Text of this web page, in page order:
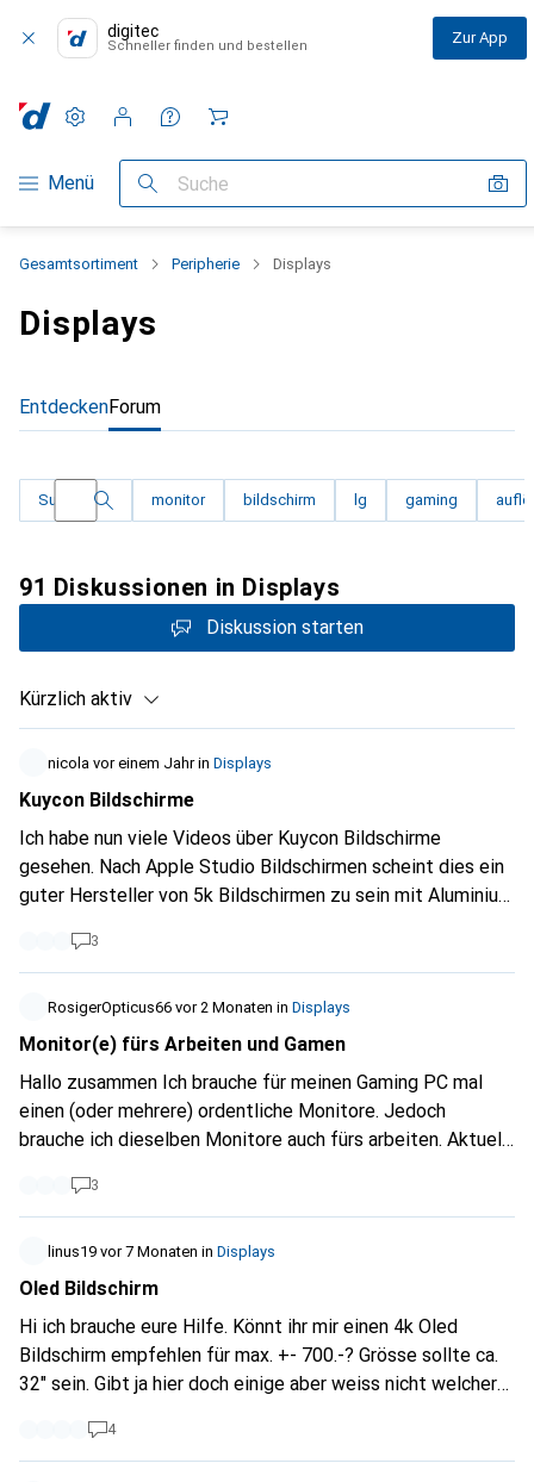
digitec
Schneller finden und bestellen Zur App
Navigation nach Kategorien
Menü Suche
Einstellungen
Kundenkonto
Vergleichslisten
Merklisten
Warenkorb
Gesamtsortiment Peripherie Displays
Displays
EntdeckenForum
Suche Filtere die Diskussionen nach einem der
monitor bildschirm lg gaming
91 Diskussionen in Displays
Diskussion starten
Kürzlich aktiv
nicola vor einem Jahrin Displays
Kuycon Bildschirme
Ich habe nun viele Videos über Kuycon Bildschirme
gesehen. Nach Apple Studio Bildschirmen scheint dies ein
guter Hersteller von 5k Bildschirmen zu sein mit Aluminium
Bildschirm ins Sortiment aufnehmen, ich denke das wäre
ein Kassenschlager.
3
RosigerOpticus66 vor 2 Monaten in Displays
Monitor(e) fürs Arbeiten und Gamen
Hallo zusammen Ich brauche für meinen Gaming PC mal
einen (oder mehrere) ordentliche Monitore. Jedoch
brauche ich dieselben Monitore auch fürs arbeiten. Aktuell
und HDR400.
Arbeiten (Softwareentwicklung und
Applikationsmanagement) tue ich ca. 50h pro Woche und
Zocken so gegen 10h.... Falls der Monitor folglich nicht gut
wird es wohl keine Option für mich sein. Mein Gaming PC
kann alles spielen was auf dem Markt ist.... RTX5090 /
9950X3D / 64GB CL32 6400 RAM Bin für alle Tipps
dankbar. QDOLED, WOLED, MiniLED, Tamden OLED sind mir
3
linus19 vor 7 Monaten in Displays
Oled Bildschirm
Hi ich brauche eure Hilfe. Könnt ihr mir einen 4k Oled
Bildschirm empfehlen für max. +- 700.-? Grösse sollte ca.
32" sein. Gibt ja hier doch einige aber weiss nicht welcher
4